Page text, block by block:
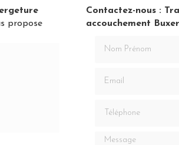
propose
Contactez-nous :
accouchement
Message